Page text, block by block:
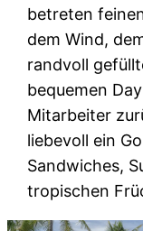
betreten
dem Wind,
randvoll
bequemen
Mitarbeiter
liebevoll ein
Sandwiches,
tropischen